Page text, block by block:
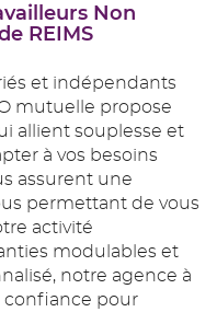
Non
REIMS
et indépendants
mutuelle propose
allient souplesse et
à vos besoins
assurent une
permettant de vous
activité
modulables et
notre agence à
confiance pour